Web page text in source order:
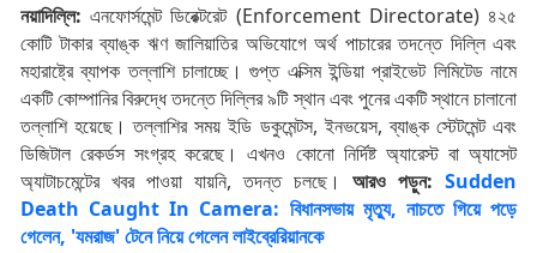
নয়াদিল্লি: এনফোর্সমেন্ট ডিরেক্টরেট (Enforcement Directorate) ৪২৫
কোটি টাকার ব্যাঙ্ক ঋণ জালিয়াতির অভিযোগে অর্থ পাচারের তদন্তে দিল্লি এবং
মহারাষ্ট্রে ব্যাপক তল্লাশি চালাচ্ছে। গুপ্ত এক্সিম ইন্ডিয়া প্রাইভেট লিমিটেড নামে
একটি কোম্পানির বিরুদ্ধে তদন্তে দিল্লির ৯টি স্থান এবং পুনের একটি স্থানে চালানো
তল্লাশি হয়েছে। তল্লাশির সময় ইডি ডকুমেন্টস, ইনভয়েস, ব্যাঙ্ক স্টেটমেন্ট এবং
ডিজিটাল রেকর্ডস সংগ্রহ করেছে। এখনও কোনো নির্দিষ্ট অ্যারেস্ট বা অ্যাসেট
অ্যাটাচমেন্টের খবর পাওয়া যায়নি, তদন্ত চলছে। আরও পড়ুন: Sudden
Death Caught In Camera: বিধানসভায় মৃত্যু, নাচতে গিয়ে পড়ে
গেলেন, 'যমরাজ' টেনে নিয়ে গেলেন লাইব্রেরিয়ানকে